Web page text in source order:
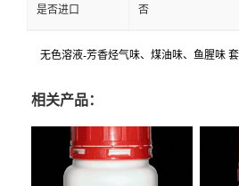
是否进口 否
无色溶液-芳香烃气味、煤油味、鱼腥味
相关产品：